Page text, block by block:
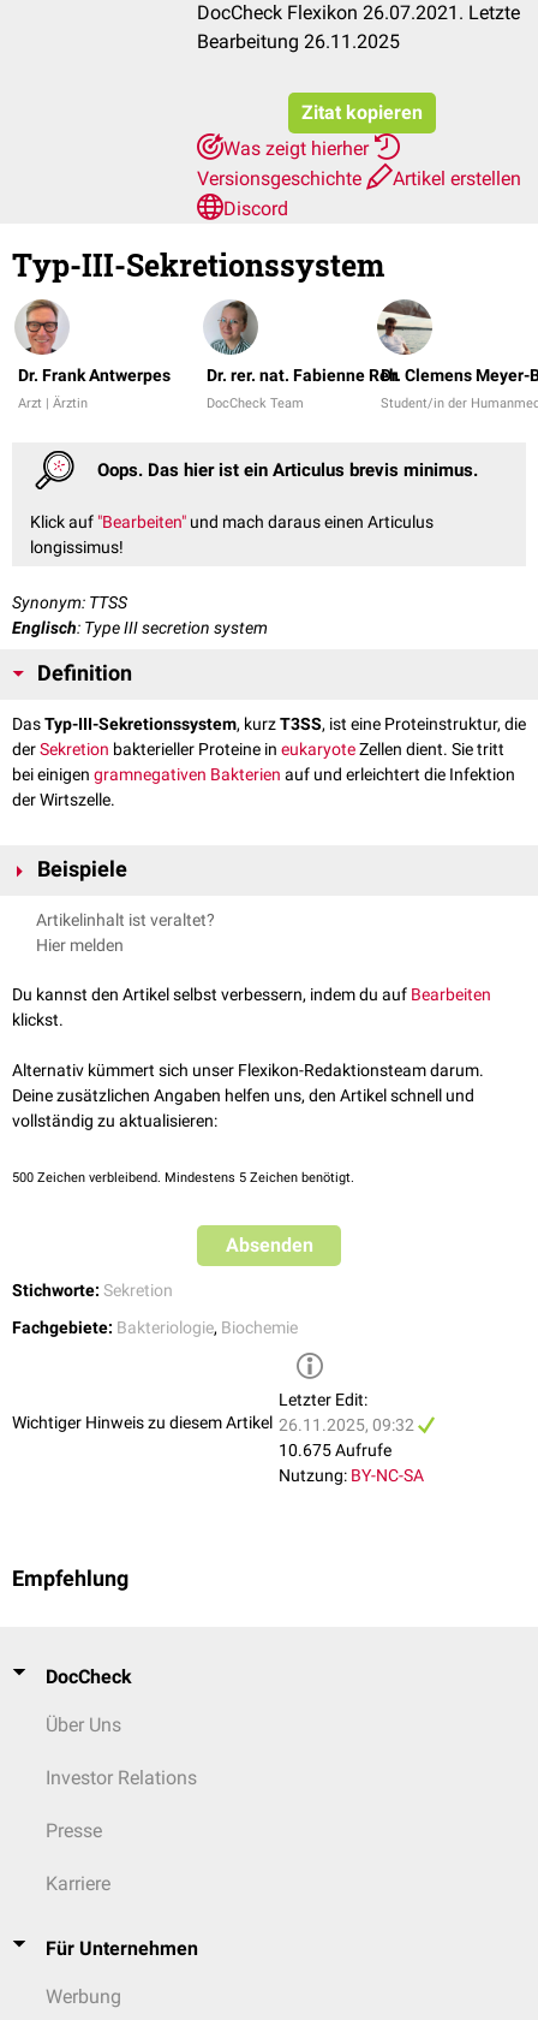
DocCheck Flexikon 26.07.2021. Letzte
Bearbeitung 26.11.2025
Zitat kopieren
Was zeigt hierher
Versionsgeschichte
Artikel erstellen
Discord
Typ-III-Sekretionssystem
Dr. Frank Antwerpes
Arzt | Ärztin
Dr. rer. nat. Fabienne Reh
DocCheck Team
Dr. Clemens Meyer-
Student/in der
Oops. Das hier ist ein Articulus brevis minimus.
Klick auf "Bearbeiten" und mach daraus einen Articulus
longissimus!
Synonym: TTSS
Englisch: Type III secretion system
Definition
DasTyp-III-Sekretionssystem, kurzT3SS, ist eine Proteinstruktur, die
derSekretion bakterieller Proteine in eukaryoteZellen dient. Sie tritt
bei einigen gramnegativen Bakterien auf und erleichtert die Infektion
der Wirtszelle.
Beispiele
Typ-III-Sekretionssystem.
Artikelinhalt ist veraltet?
Hier melden
Du kannst den Artikel selbst verbessern, indem du auf Bearbeiten
klickst.
Alternativ kümmert sich unser Flexikon-Redaktionsteam darum.
Deine zusätzlichen Angaben helfen uns, den Artikel schnell und
vollständig zu aktualisieren:
500 Zeichen verbleibend. Mindestens 5 Zeichen benötigt.
Absenden
Stichworte: Sekretion
Fachgebiete: Bakteriologie, Biochemie
Wichtiger Hinweis zu diesem Artikel
Letzter Edit:
26.11.2025, 09:32
10.675 Aufrufe
Nutzung: BY-NC-SA
Empfehlung
DocCheck
Über Uns
Investor Relations
Presse
Karriere
Für Unternehmen
Werbung